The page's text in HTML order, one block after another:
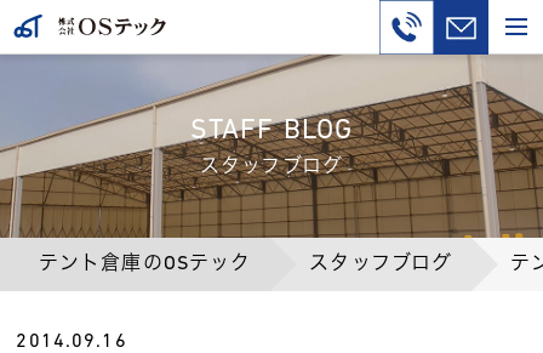
STAFF BLOG
スタッフブログ
テント倉庫のOSテック スタッフブログ テ
2014.09.16